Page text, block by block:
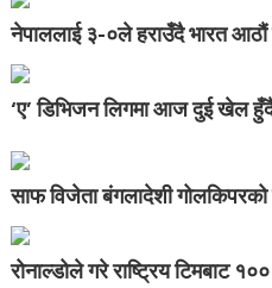
नेपाललाई ३-०ले हराउँदै भारत आठौं
‘ए’ डिभिजन लिगमा आज दुई खेल
साफ विजेता बंगलादेशी
रोनाल्डोले गरे राष्ट्रिय टिमबाट